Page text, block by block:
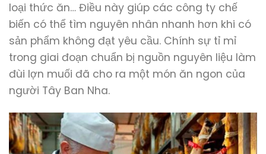
loại thức ăn… Điều này giúp các công ty chế
biến có thể tìm nguyên nhân nhanh hơn khi có
sản phẩm không đạt yêu cầu. Chính sự tỉ mỉ
trong giai đoạn chuẩn bị nguồn nguyên liệu làm
đùi lợn muối đã cho ra một món ăn ngon của
người Tây Ban Nha.